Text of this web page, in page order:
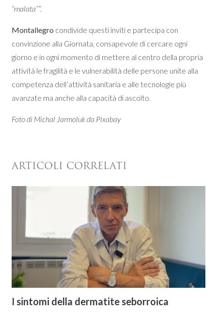
“malata””.
Montallegro condivide questi inviti e partecipa con
convinzione alla Giornata, consapevole di cercare ogni
giorno e in ogni momento di mettere al centro della propria
attività le fragilità e le vulnerabilità delle persone unite alla
competenza dell’attività sanitaria e alle tecnologie più
avanzate ma anche alla capacità di ascolto.
Foto di Michal Jarmoluk da Pixabay
ARTICOLI CORRELATI
I sintomi della dermatite seborroica